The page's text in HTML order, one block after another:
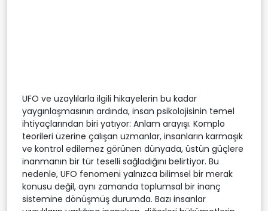
UFO ve uzaylılarla ilgili hikayelerin bu kadar
yaygınlaşmasının ardında, insan psikolojisinin temel
ihtiyaçlarından biri yatıyor: Anlam arayışı. Komplo
teorileri üzerine çalışan uzmanlar, insanların karmaşık
ve kontrol edilemez görünen dünyada, üstün güçlere
inanmanın bir tür teselli sağladığını belirtiyor. Bu
nedenle, UFO fenomeni yalnızca bilimsel bir merak
konusu değil, aynı zamanda toplumsal bir inanç
sistemine dönüşmüş durumda. Bazı insanlar